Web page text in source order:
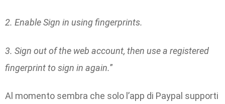
2. Enable Sign in using fingerprints.
3. Sign out of the web account, then use a registered
fingerprint to sign in again.”
Al momento sembra che solo l’app di Paypal supporti